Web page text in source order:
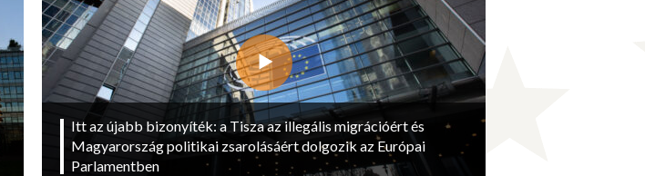
Itt az újabb bizonyíték: a Tisza az illegális migrációért és
Magyarország politikai zsarolásáért dolgozik az Európai
Parlamentben